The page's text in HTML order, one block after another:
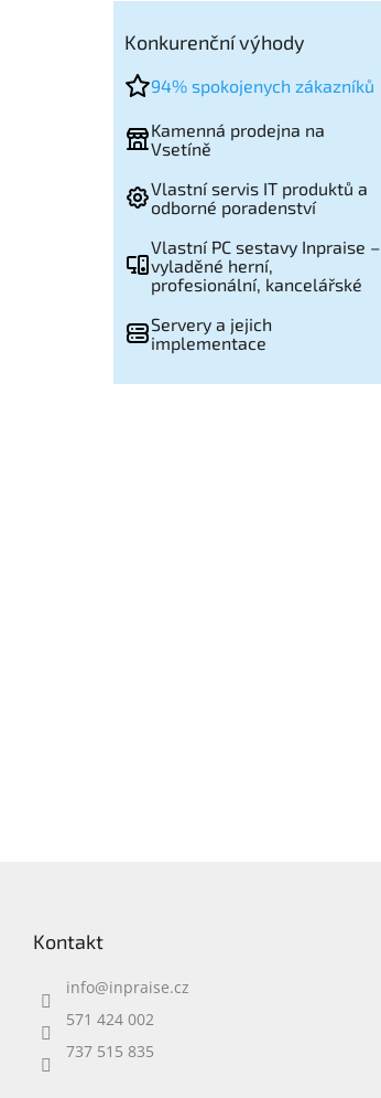
Konkurenční výhody
94% spokojenych zákazníků
Kamenná prodejna na
Vsetíně
Vlastní servis IT produktů a
odborné poradenství
Vlastní PC sestavy Inpraise –
vyladěné herní,
profesionální, kancelářské
Servery a jejich
implementace
Kontakt
info@inpraise.cz
571 424 002
737 515 835